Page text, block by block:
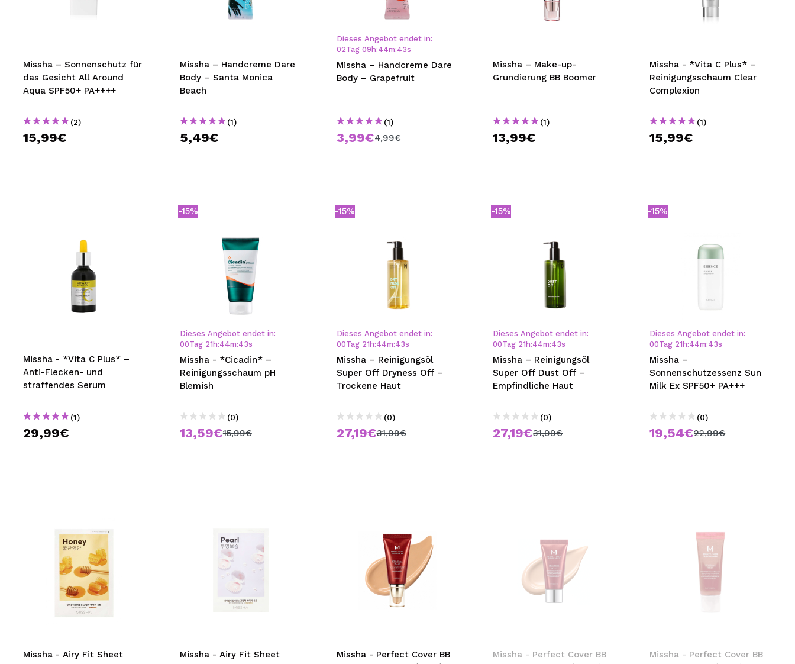
Missha – Sonnenschutz für
das Gesicht All Around
Aqua SPF50+ PA++++
(2)
15,99€
Missha – Handcreme Dare
Body – Santa Monica
Beach
(1)
5,49€
Dieses Angebot endet in:
02Tag 09 h:44m:43s
Missha – Handcreme Dare
Body – Grapefruit
(1)
3,99€4,99€
Missha – Make-up-
Grundierung BB Boomer
(1)
13,99€
Missha - *Vita C Plus* –
Reinigungsschaum Clear
Complexion
(1)
15,99€
Missha - *Vita C Plus* –
Anti-Flecken- und
straffendes Serum
(1)
29,99€
-15%
Dieses Angebot endet in:
00Tag 21 h:44m:43s
Missha - *Cicadin* –
Reinigungsschaum pH
Blemish
(0)
13,59€15,99€
-15%
Dieses Angebot endet in:
00Tag 21 h:44m:43s
Missha – Reinigungsöl
Super Off Dryness Off –
Trockene Haut
(0)
27,19€31,99€
-15%
Dieses Angebot endet in:
00Tag 21 h:44m:43s
Missha – Reinigungsöl
Super Off Dust Off –
Empfindliche Haut
(0)
27,19€31,99€
-15%
Dieses Angebot endet in:
00Tag 21 h:44m:43s
Missha –
Sonnenschutzessenz Sun
Milk Ex SPF50+ PA+++
(0)
19,54€22,99€
Missha - Airy Fit Sheet
Missha - Airy Fit Sheet
Missha - Perfect Cover BB
Missha - Perfect Cover BB
Missha - Perfect Cover BB